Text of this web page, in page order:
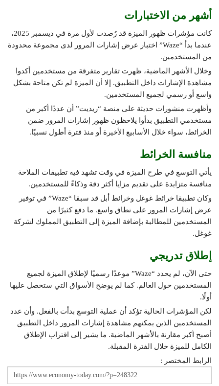
أشهر من الاختبارات
كانت مؤشرات ظهور الميزة قد رُصدت لأول مرة في ديسمبر 2025،
عندما بدأ “Waze” اختبار عرض إشارات المرور لدى مجموعة محدودة
من المستخدمين.
وخلال الأشهر الماضية، ظهرت تقارير متفرقة من مستخدمين أكدوا
مشاهدة الإشارات داخل التطبيق. إلا أن الميزة لم تكن متاحة بشكل
واسع أو رسمي لجميع المستخدمين.
وأظهرت منشورات حديثة على منصة “ريديت” أن عددًا أكبر من
مستخدمي التطبيق بدأوا يلاحظون ظهور إشارات المرور ضمن
الخرائط، سواء خلال الأسابيع الأخيرة أو منذ فترة أطول نسبيًا.
منافسة الخرائط
يأتي التوسع في طرح الميزة في وقت تشهد فيه تطبيقات الملاحة
منافسة متزايدة على تقديم مزايا أكثر دقة وذكاءً للمستخدمين.
وكان تطبيقا خرائط غوغل وخرائط أبل قد سبقا “Waze” في توفير
عرض إشارات المرور على نطاق واسع. ما دفع كثيرًا من
المستخدمين للمطالبة بإضافة الميزة إلى التطبيق المملوك لشركة
غوغل.
إطلاق تدريجي
حتى الآن، لم يحدد “Waze” موعدًا رسميًا لإطلاق الميزة لجميع
المستخدمين حول العالم. كما لم يوضح الأسواق التي ستحصل عليها
أولًا.
لكن المؤشرات الحالية تؤكد أن عملية التوسع بدأت بالفعل. وأن عدد
المستخدمين الذين يمكنهم مشاهدة إشارات المرور داخل التطبيق
أصبح أكبر مقارنة بالأشهر الماضية. ما يشير إلى اقتراب الإطلاق
الكامل للميزة خلال الفترة المقبلة.
الرابط المختصر :